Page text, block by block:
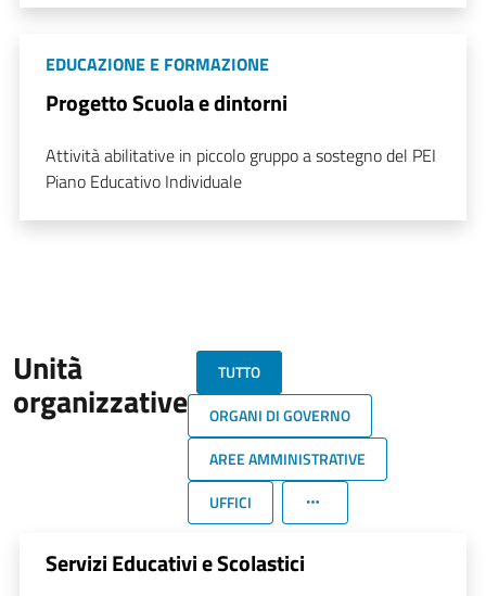
EDUCAZIONE E FORMAZIONE
Progetto Scuola e dintorni
Attività abilitative in piccolo gruppo a sostegno del PEI
Piano Educativo Individuale
Unità
organizzative
TUTTO
ORGANI DI GOVERNO
AREE AMMINISTRATIVE
UFFICI
Servizi Educativi e Scolastici